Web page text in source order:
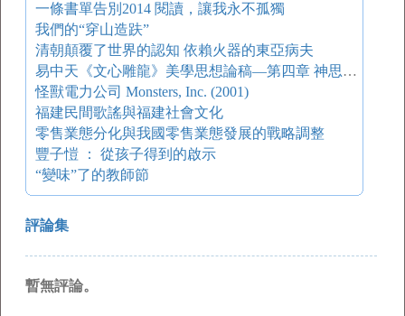
一條書單告別2014 閱讀，讓我永不孤獨
我們的“穿山造趺”
清朝顛覆了世界的認知 依賴火器的東亞病夫
易中天《文心雕龍》美學思想論稿—第四章 神思之理
怪獸電力公司 Monsters, Inc. (2001)
福建民間歌謠與福建社會文化
零售業態分化與我國零售業態發展的戰略調整
豐子愷 ： 從孩子得到的啟示
“變味”了的教師節
評論集
暫無評論。